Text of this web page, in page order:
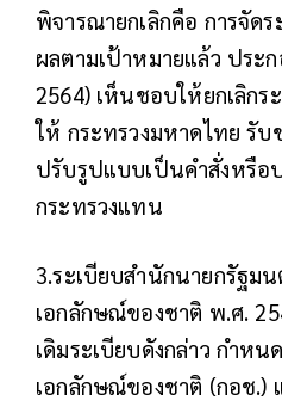
พิจารณายกเลิกคือ การจัด
ผลตามเป้าหมายแล้ว ประ
2564) เห็นชอบให้ยกเลิก
ให้ กระทรวงมหาดไทย รับ
ปรับรูปแบบเป็นคำสั่งหรือ
กระทรวงแทน
3.ระเบียบสำนักนายกรัฐมน
เอกลักษณ์ของชาติ พ.ศ.
เดิมระเบียบดังกล่าว กำห
เอกลักษณ์ของชาติ (กอช.)